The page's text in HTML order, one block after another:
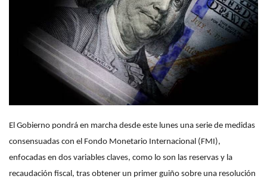
El Gobierno pondrá en marcha desde este lunes una serie de medidas
consensuadas con el Fondo Monetario Internacional (FMI),
enfocadas en dos variables claves, como lo son las reservas y la
recaudación fiscal, tras obtener un primer guiño sobre una resolución